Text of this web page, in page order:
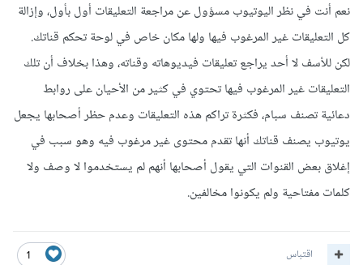
نعم أنت في نظر اليوتيوب مسؤول عن مراجعة التعليقات أول بأول، وإزالة
كل التعليقات غير المرغوب فيها ولها مكان خاص في لوحة تحكم قناتك.
لكن للأسف لا أحد يراجع تعليقات فيديوهاته وقناته، وهذا بخلاف أن تلك
التعليقات غير المرغوب فيها تحتوي في كثير من الأحيان على روابط
دعائية تصنف سبام، فكثرة تراكم هذه التعليقات وعدم حظر أصحابها يجعل
يوتيوب يصنف قناتك أنها تقدم محتوى غير مرغوب فيه وهو سبب في
إغلاق بعض القنوات التي يقول أصحابها أنهم لم يستخدموا لا وصف ولا
كلمات مفتاحية ولم يكونوا مخالفين.
1 اقتباس